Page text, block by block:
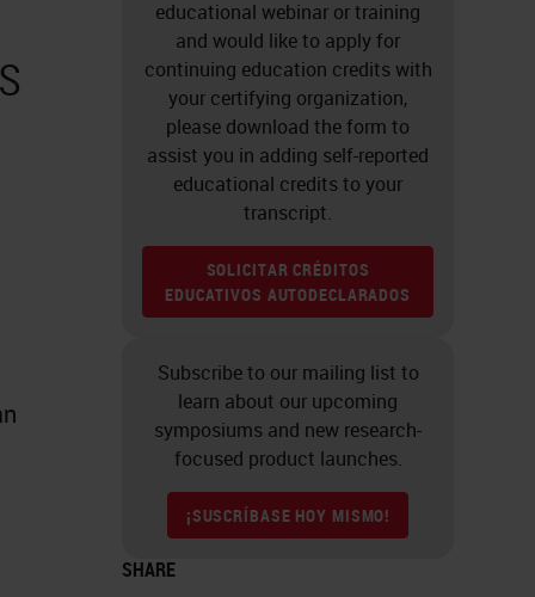
educational webinar or training
and would like to apply for
continuing education credits with
your certifying organization,
please download the form to
assist you in adding self-reported
educational credits to your
transcript.
SOLICITAR CRÉDITOS
EDUCATIVOS AUTODECLARADOS
Subscribe to our mailing list to
learn about our upcoming
symposiums and new research-
focused product launches.
¡SUSCRÍBASE HOY MISMO!
SHARE